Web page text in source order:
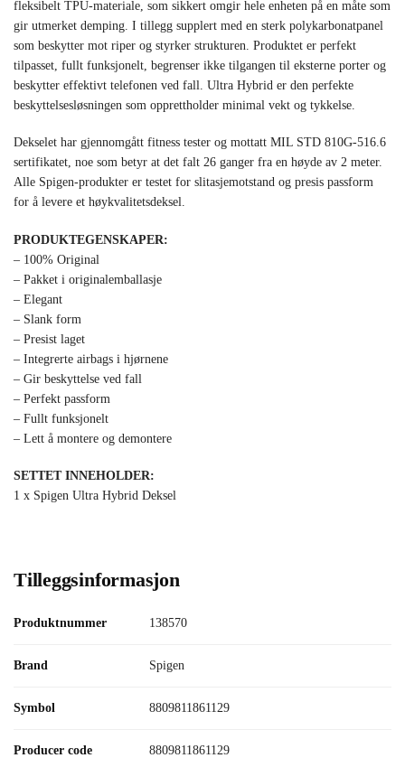
fleksibelt TPU-materiale, som sikkert omgir hele enheten på en måte som
gir utmerket demping. I tillegg supplert med en sterk polykarbonatpanel
som beskytter mot riper og styrker strukturen. Produktet er perfekt
tilpasset, fullt funksjonelt, begrenser ikke tilgangen til eksterne porter og
beskytter effektivt telefonen ved fall. Ultra Hybrid er den perfekte
beskyttelsesløsningen som opprettholder minimal vekt og tykkelse.
Dekselet har gjennomgått fitness tester og mottatt MIL STD 810G-516.6
sertifikatet, noe som betyr at det falt 26 ganger fra en høyde av 2 meter.
Alle Spigen-produkter er testet for slitasjemotstand og presis passform
for å levere et høykvalitetsdeksel.
PRODUKTEGENSKAPER:
– 100% Original
– Pakket i originalemballasje
– Elegant
– Slank form
– Presist laget
– Integrerte airbags i hjørnene
– Gir beskyttelse ved fall
– Perfekt passform
– Fullt funksjonelt
– Lett å montere og demontere
SETTET INNEHOLDER:
1 x Spigen Ultra Hybrid Deksel
Tilleggsinformasjon
Produktnummer 138570
Brand Spigen
Symbol 8809811861129
Producer code 8809811861129